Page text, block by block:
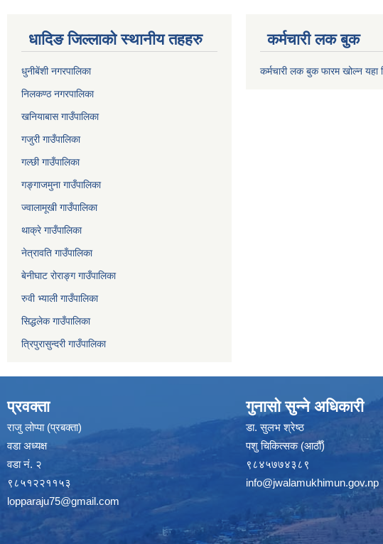
धादिङ जिल्लाकाे स्थानीय तहहरु
धुनीबेंशी नगरपालिका
निलकण्ठ नगरपालिका
खनियाबास गाउँपालिका
गजुरी गाउँपालिका
गल्छी गाउँपालिका
गङ्गाजमुना गाउँपालिका
ज्वालामूखी गाउँपालिका
थाक्रे गाउँपालिका
नेत्रावति गाउँपालिका
बेनीघाट रोराङ्ग गाउँपालिका
रुवी भ्याली गाउँपालिका
सिद्धलेक गाउँपालिका
त्रिपुरासुन्दरी गाउँपालिका
कर्मचारी लक बुक
कर्मचारी लक बुक फारम खोल्न यहा
प्रवक्ता
राजु लोप्पा (प्रबक्ता)
वडा अध्यक्ष
वडा नं. २
९८५१२२११५३
lopparaju75@gmail.com
गुनासो सुन्ने अधिकारी
डा. सुलभ श्रेष्ठ
पशु चिकित्सक (आठौँ)
९८४५७७४३८९
info@jwalamukhimun.gov.np